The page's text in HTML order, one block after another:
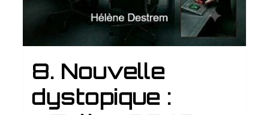
8. Nouvelle
dystopique :